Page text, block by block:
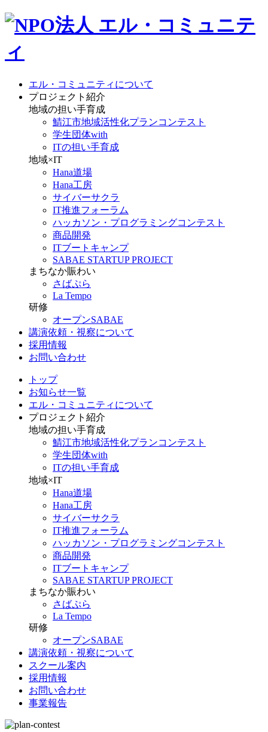
エル・コミュニティについて
プロジェクト紹介
地域の担い手育成
鯖江市地域活性化プランコンテスト
学生団体with
ITの担い手育成
地域×IT
Hana道場
Hana工房
サイバーサクラ
IT推進フォーラム
ハッカソン・プログラミングコンテスト
商品開発
ITブートキャンプ
SABAE STARTUP PROJECT
まちなか賑わい
さばぷら
La Tempo
研修
オープンSABAE
講演依頼・視察について
採用情報
お問い合わせ
トップ
お知らせ一覧
エル・コミュニティについて
プロジェクト紹介
地域の担い手育成
鯖江市地域活性化プランコンテスト
学生団体with
ITの担い手育成
地域×IT
Hana道場
Hana工房
サイバーサクラ
IT推進フォーラム
ハッカソン・プログラミングコンテスト
商品開発
ITブートキャンプ
SABAE STARTUP PROJECT
まちなか賑わい
さばぷら
La Tempo
研修
オープンSABAE
講演依頼・視察について
スクール案内
採用情報
お問い合わせ
事業報告